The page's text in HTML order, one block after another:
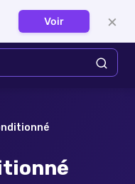
Se connecter
Voir ×